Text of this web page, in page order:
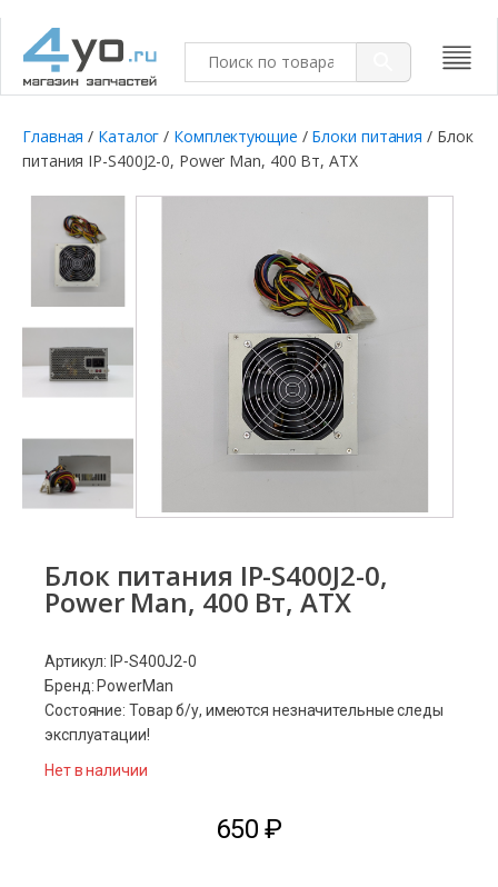
Главная / Каталог / Комплектующие / Блоки питания / Блок
питания IP-S400J2-0, Power Man, 400 Вт, ATX
Блок питания IP-S400J2-0,
Power Man, 400 Вт, ATX
Артикул: IP-S400J2-0
Бренд: PowerMan
Состояние: Товар б/у, имеются незначительные следы
эксплуатации!
Нет в наличии
650₽